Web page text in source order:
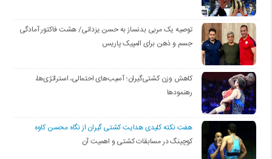
توصیه یک مربی بدنساز به حسن یزدانی/ هشت فاکتور آمادگی
جسم و ذهن برای المپیک پاریس
کاهش وزن کشتی‌گیران؛ آسیب‌های احتمالی، استراتژی‌ها،
رهنمودها
هفت نکته کلیدی هدایت کشتی گیران از نگاه محسن کاوه
کوچینگ در مسابقات کشتی و اهمیت آن